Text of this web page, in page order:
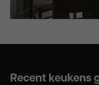
Recent keukens